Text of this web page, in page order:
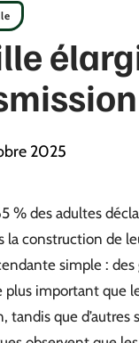
2025
% des adultes
la construction de
simple :
plus important que
tandis que d’autres